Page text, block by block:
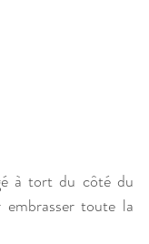
à tort du côté du
toute la